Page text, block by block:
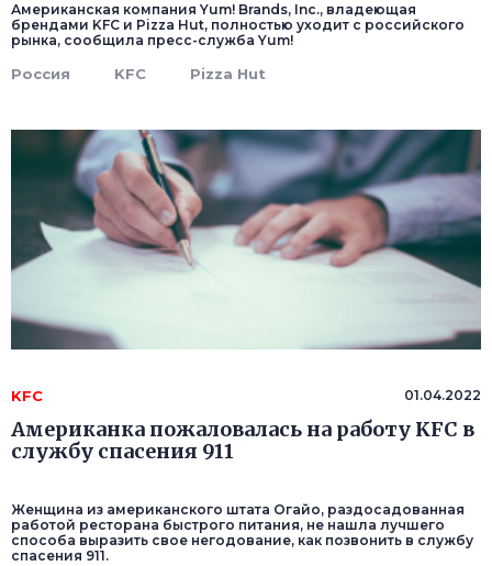
Американская компания Yum! Brands, Inc., владеющая
брендами KFC и Pizza Hut, полностью уходит с российского
рынка, сообщила пресс-служба Yum!
Россия KFC Pizza Hut
KFC 01.04.2022
Американка пожаловалась на работу KFC в
службу спасения 911
Женщина из американского штата Огайо, раздосадованная
работой ресторана быстрого питания, не нашла лучшего
способа выразить свое негодование, как позвонить в службу
спасения 911.